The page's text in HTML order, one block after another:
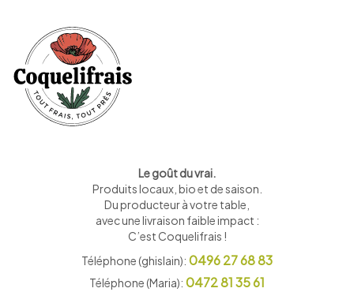
Le goût du vrai.
Produits locaux, bio et de saison
Du producteur à votre table,
avec une livraison faible impact :
C’est Coquelifrais !
Téléphone (ghislain): 0496 27 68 83
Téléphone (Maria): 0472 81 35 61